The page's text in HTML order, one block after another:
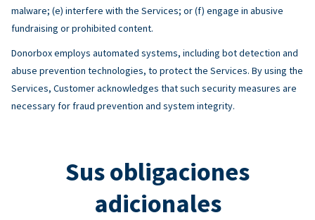
malware; (e) interfere with the Services; or (f) engage in abusive
fundraising or prohibited content.
Donorbox employs automated systems, including bot detection and
abuse prevention technologies, to protect the Services. By using the
Services, Customer acknowledges that such security measures are
necessary for fraud prevention and system integrity.
Sus obligaciones
adicionales